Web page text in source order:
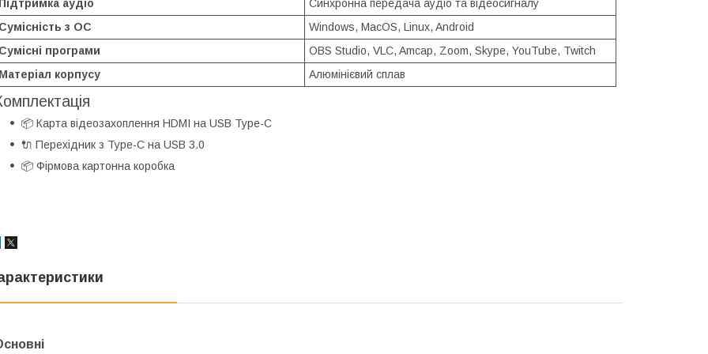
аудіо
Синхронна передача аудіо та відеосигналу
з ОС
Windows, MacOS, Linux, Android
програми
OBS Studio, VLC, Amcap, Zoom, Skype, YouTube, Twitch
корпусу
Алюмінієвий сплав
📦 Карта відеозахоплення HDMI на USB Type-C
🔌 Перехідник з Type-C на USB 3.0
📦 Фірмова картонна коробка